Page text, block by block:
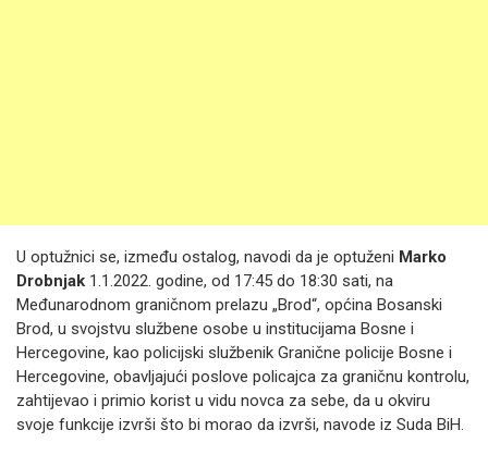
U optužnici se, između ostalog, navodi da je optuženi Marko
Drobnjak 1.1.2022. godine, od 17:45 do 18:30 sati, na
Međunarodnom graničnom prelazu „Brod“, općina Bosanski
Brod, u svojstvu službene osobe u institucijama Bosne i
Hercegovine, kao policijski službenik Granične policije Bosne i
Hercegovine, obavljajući poslove policajca za graničnu kontrolu,
zahtijevao i primio korist u vidu novca za sebe, da u okviru
svoje funkcije izvrši što bi morao da izvrši, navode iz Suda BiH.